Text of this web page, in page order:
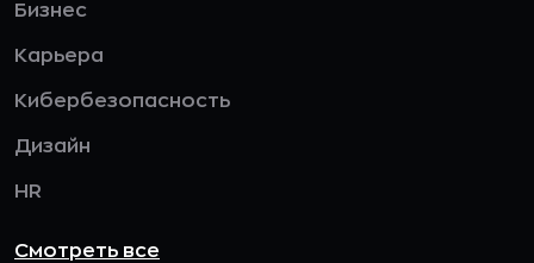
Бизнес
Карьера
Кибербезопасность
Дизайн
HR
Смотреть все